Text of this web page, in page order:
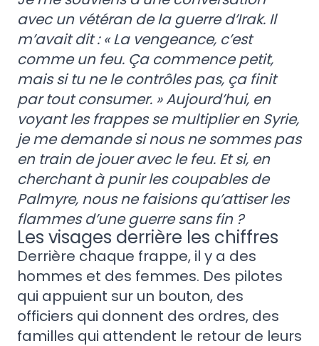
avec un vétéran de la guerre d’Irak. Il
m’avait dit : « La vengeance, c’est
comme un feu. Ça commence petit,
mais si tu ne le contrôles pas, ça finit
par tout consumer. » Aujourd’hui, en
voyant les frappes se multiplier en Syrie,
je me demande si nous ne sommes pas
en train de jouer avec le feu. Et si, en
cherchant à punir les coupables de
Palmyre, nous ne faisions qu’attiser les
flammes d’une guerre sans fin ?
Les visages derrière les chiffres
Derrière chaque frappe, il y a des
hommes et des femmes. Des pilotes
qui appuient sur un bouton, des
officiers qui donnent des ordres, des
familles qui attendent le retour de leurs